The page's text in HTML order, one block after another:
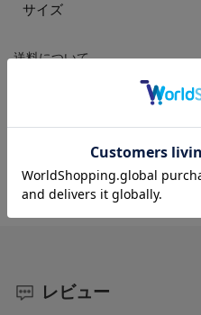
送料について
サイズ
レビュー